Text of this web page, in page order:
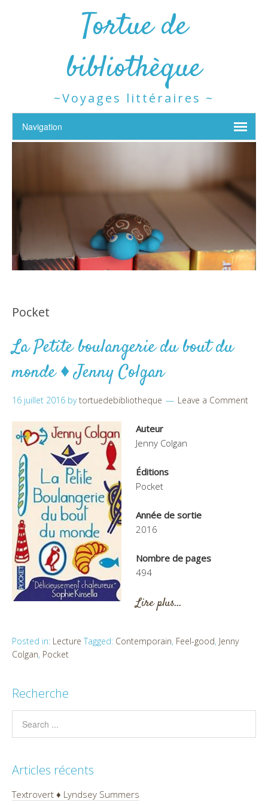
Tortue de
bibliothèque
~Voyages littéraires ~
Pocket
La Petite boulangerie du bout du
monde ♦ Jenny Colgan
16 juillet 2016 bytortuedebibliotheque Leave a Comment
Auteur
Jenny Colgan
Éditions
Pocket
Année de sortie
2016
Nombre de pages
494
Lire plus…
Posted in: Lecture Tagged: Contemporain, Feel-good, Jenny
Colgan, Pocket
Recherche
Articles récents
Textrovert ♦ Lyndsey Summers